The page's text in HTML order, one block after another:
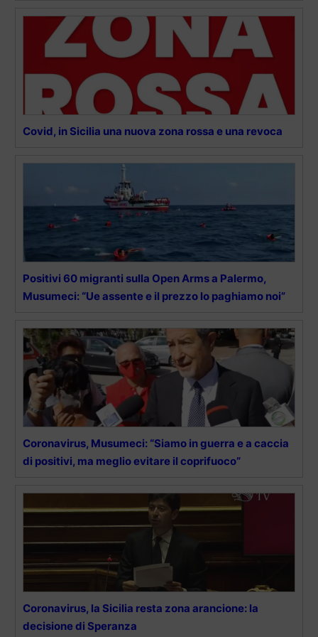
Covid, in Sicilia una nuova zona rossa e una revoca
Positivi 60 migranti sulla Open Arms a Palermo,
Musumeci: “Ue assente e il prezzo lo paghiamo noi”
Coronavirus, Musumeci: “Siamo in guerra e a caccia
di positivi, ma meglio evitare il coprifuoco”
Coronavirus, la Sicilia resta zona arancione: la
decisione di Speranza